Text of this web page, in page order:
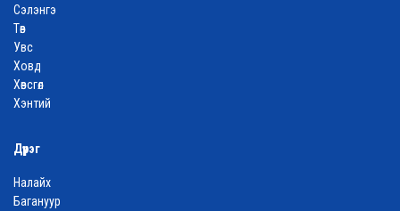
Сэлэнгэ
Төв
Увс
Ховд
Хөвсгөл
Хэнтий
Дүүрэг
Налайх
Багануур